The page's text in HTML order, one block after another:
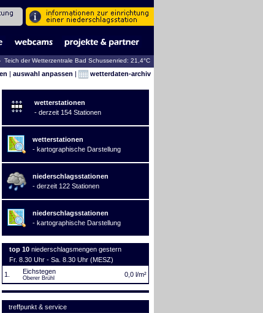
der Wetterzentrale Bad Schussenried: 21,4°C
| auswahl anpassen | wetterdaten-archiv
wetterstationen
- derzeit 154 Stationen
wetterstationen
- kartographische Darstellung
niederschlagsstationen
- derzeit 122 Stationen
niederschlagsstationen
- kartographische Darstellung
top 10 niederschlagsmengen gestern
Fr. 8.30 Uhr - Sa. 8.30 Uhr (MESZ)
1.
Eichstegen
Oberer Brühl 0,0 l/m²
treffpunkt & service